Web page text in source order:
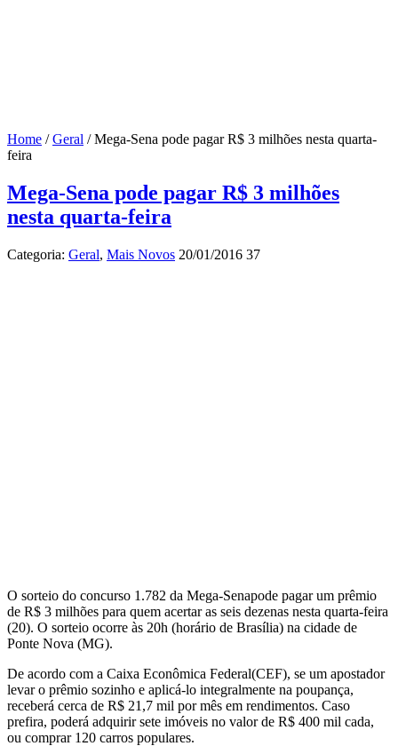
Home /Geral /Mega-Sena pode pagar R$ 3 milhões nesta quarta-
feira
Mega-Sena pode pagar R$ 3 milhões
nesta quarta-feira
Categoria: Geral, Mais Novos 20/01/2016 37
O sorteio do concurso 1.782 da Mega-Senapode pagar um prêmio
de R$ 3 milhões para quem acertar as seis dezenas nesta quarta-feira
(20). O sorteio ocorre às 20h (horário de Brasília) na cidade de
Ponte Nova (MG).
De acordo com a Caixa Econômica Federal(CEF), se um apostador
levar o prêmio sozinho e aplicá-lo integralmente na poupança,
receberá cerca de R$ 21,7 mil por mês em rendimentos. Caso
prefira, poderá adquirir sete imóveis no valor de R$ 400 mil cada,
ou comprar 120 carros populares.